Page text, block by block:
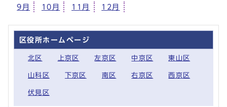
9月 10月 11月 12月
区役所ホームページ
北区 上京区 左京区 中京区 東山区
山科区 下京区 南区 右京区 西京区
伏見区